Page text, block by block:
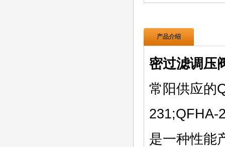
产品介绍
密过滤调压
常阳供应的
231;QFHA-
是一种性能